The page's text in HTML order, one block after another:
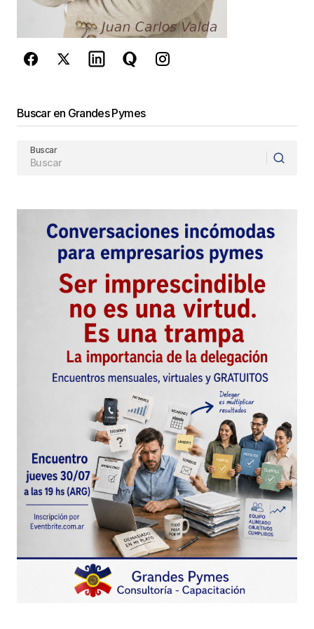
privacidad y los Términos del servicio
de Googlese aplican.
Buscar en Grandes Pymes
Buscar